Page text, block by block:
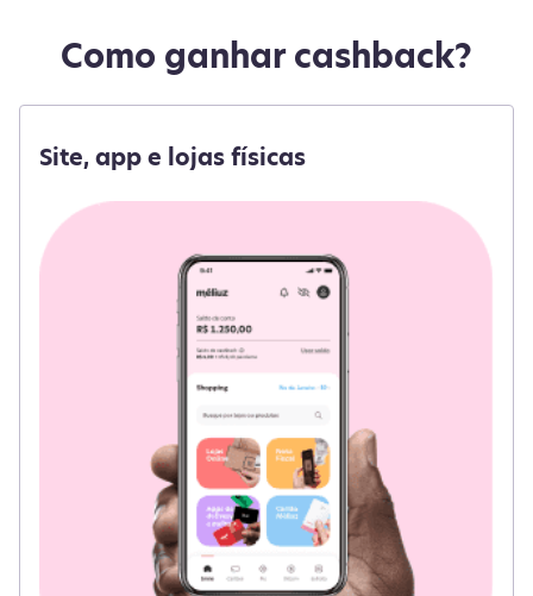
Como ganhar cashback?
Site, app e lojas físicas